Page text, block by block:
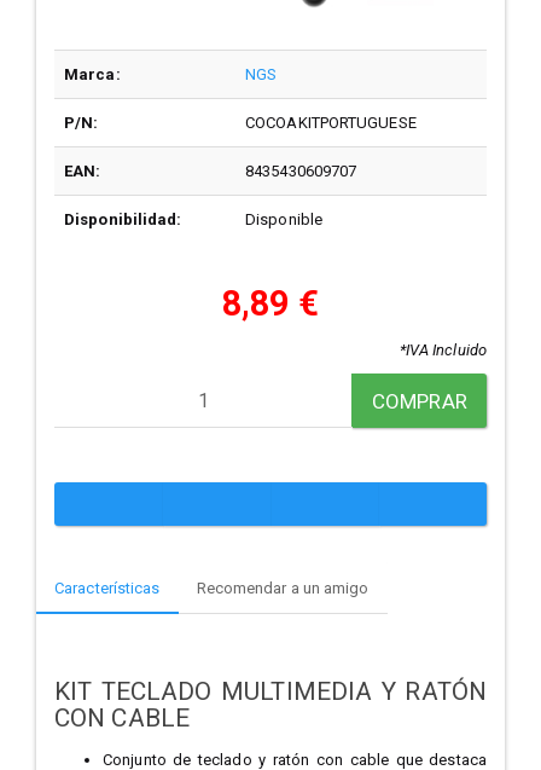
Marca: NGS
P/N: COCOAKITPORTUGUESE
EAN: 8435430609707
Disponibilidad: Disponible
8,89 €
*IVA Incluido
COMPRAR
Características Recomendar a un amigo
KIT TECLADO MULTIMEDIA Y RATÓN
CON CABLE
Conjunto de teclado y ratón con cable que destaca